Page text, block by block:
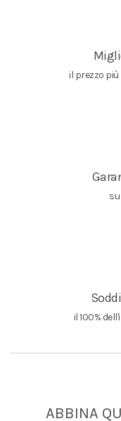
il prezzo
il 100%
ABBINA